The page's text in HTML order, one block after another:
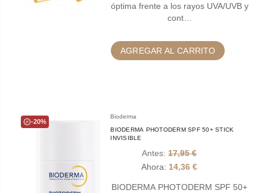
óptima frente a los rayos UVA/UVB y
cont…
AGREGAR AL CARRITO
-20%
Bioderma
BIODERMA PHOTODERM SPF 50+ STICK
INVISIBLE
Antes: 17,95 €
Ahora: 14,36 €
BIODERMA PHOTODERM SPF 50+